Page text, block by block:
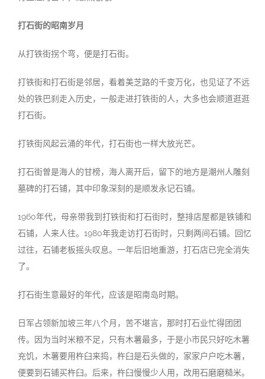
打石街的昭南岁月
从打铁街拐个弯，便是打石街。
打铁街和打石街是邻居，看着美芝路的千变万化，也见证了不远
处的铁巴刹走入历史，一般走进打铁街的人，大多也会顺道逛逛
打石街。
打铁街风起云涌的年代，打石街也一样大放光芒。
打石街曽是海人的甘榜，海人离开后，留下的地方是潮州人雕刻
墓碑的打石铺，其中印象深刻的是顺发永记石铺。
1960年代，母亲带我到打铁街和打石街时，整排店屋都是铁铺和
石铺，人来人往。1980年我走访打石街时，只剩两间石铺。回忆
过往，石铺老板摇头叹息。一年后旧地重游，打石店已完全消失
了。
打石街生意最好的年代，应该是昭南岛时期。
日军占领新加坡三年八个月，苦不堪言，那时打石业忙得团团
传。因为当时米粮不足，只有木薯最多，于是小市民只好吃木薯
充饥，木薯要用杵臼来捣，杵臼是石头做的，家家户户吃木薯，
便要到石铺买杵臼。后来，杵臼慢慢少人用，改用石磨磨糙米。